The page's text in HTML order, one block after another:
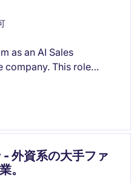
as an AI Sales
company. This role
a Tokyo-based
- 外資系の大手ファ
。